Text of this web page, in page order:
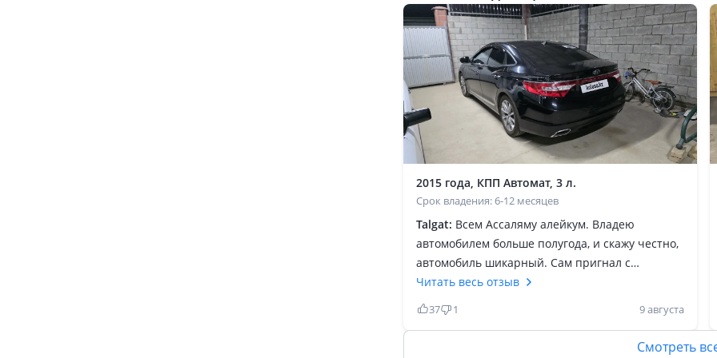
2015 года, КПП Автомат, 3 л.
Срок владения: 6-12 месяцев
Talgat: Всем Ассаляму алейкум. Владею
автомобилем больше полугода, и скажу честно,
автомобиль шикарный. Сам пригнал с
Монголии в конце 2024 года. Изначально
рассматривал варианты Киа К7, Тойота Камри
и Соната, но по случайности наткнулся на этот
Читать весь отзыв
37 1 9 августа
Смотреть